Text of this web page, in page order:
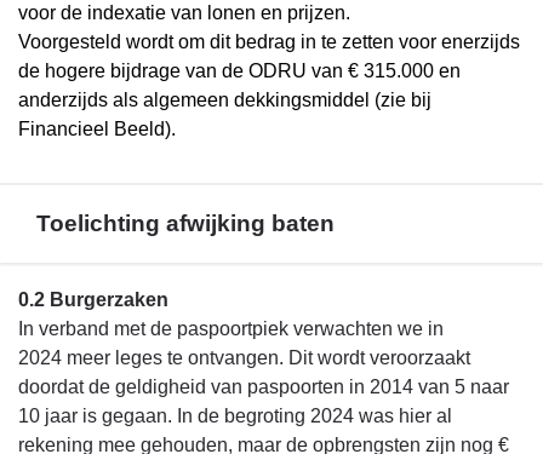
voor de indexatie van lonen en prijzen.
Voorgesteld wordt om dit bedrag in te zetten voor enerzijds
de hogere bijdrage van de ODRU van € 315.000 en
anderzijds als algemeen dekkingsmiddel (zie bij
Financieel Beeld).
Toelichting afwijking baten
Terug
naar
navigatie
Financieel
overzicht
0.2 Burgerzaken
In verband met de paspoortpiek verwachten we in
2024 meer leges te ontvangen. Dit wordt veroorzaakt
doordat de geldigheid van paspoorten in 2014 van 5 naar
10 jaar is gegaan. In de begroting 2024 was hier al
rekening mee gehouden, maar de opbrengsten zijn nog €